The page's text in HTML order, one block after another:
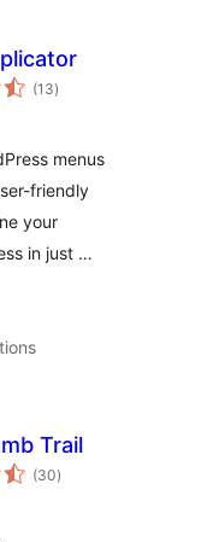
(13arvosanat
yhteensä
)
menus
friendly
your
in just …
Trail
(30arvosanat
yhteensä
)